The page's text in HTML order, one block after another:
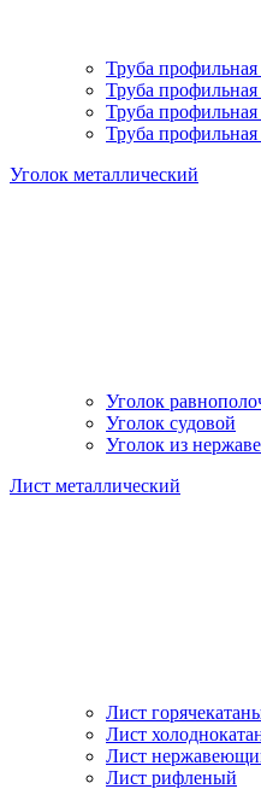
Труба профильная
Труба
Труба профильная
Труба
Уголок металлический
Уголок
Уголок судовой
Уголок из
Лист металлический
Лист
Лист
Лист
Лист рифленый